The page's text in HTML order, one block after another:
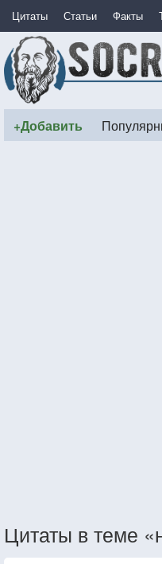
Цитаты Статьи Факты
+Добавить
Цитаты в теме